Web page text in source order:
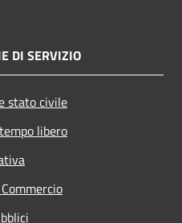
DI SERVIZIO
stato civile
libero